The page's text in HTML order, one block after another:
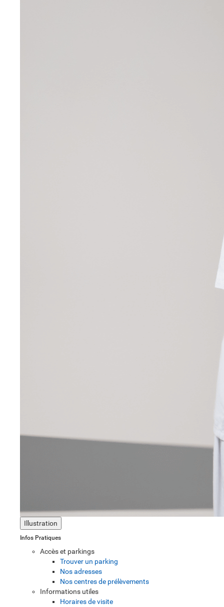
Illustration
Infos Pratiques
Accès et parkings
Trouver un parking
Nos adresses
Nos centres de prélèvements
Informations utiles
Horaires de visite